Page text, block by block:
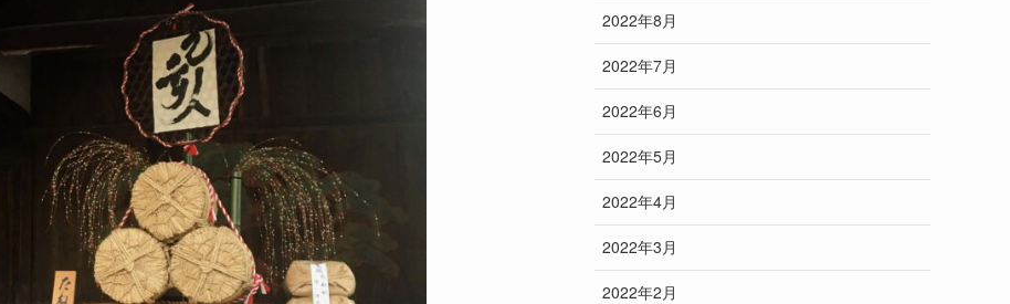
2022年8月
2022年7月
2022年6月
2022年5月
2022年4月
2022年3月
2022年2月